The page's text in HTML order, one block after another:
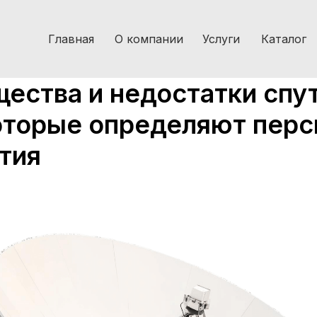
Главная О компании Услуги Каталог
и недостатки
определяют